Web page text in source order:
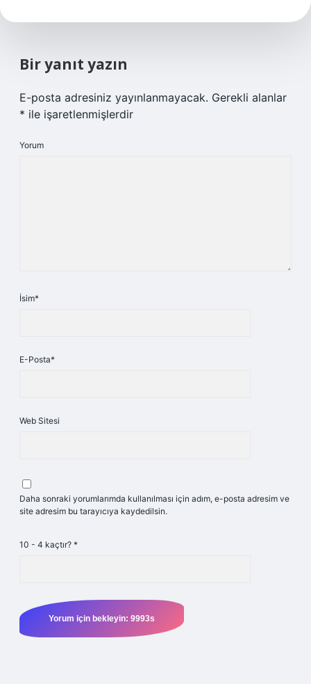
Bir yanıt yazın
E-posta adresiniz yayınlanmayacak. Gerekli alanlar
* ile işaretlenmişlerdir
Yorum
İsim*
E-Posta*
Web Sitesi
Daha sonraki yorumlarımda kullanılması için adım, e-posta adresim ve
site adresim bu tarayıcıya kaydedilsin.
10 - 4 kaçtır? *